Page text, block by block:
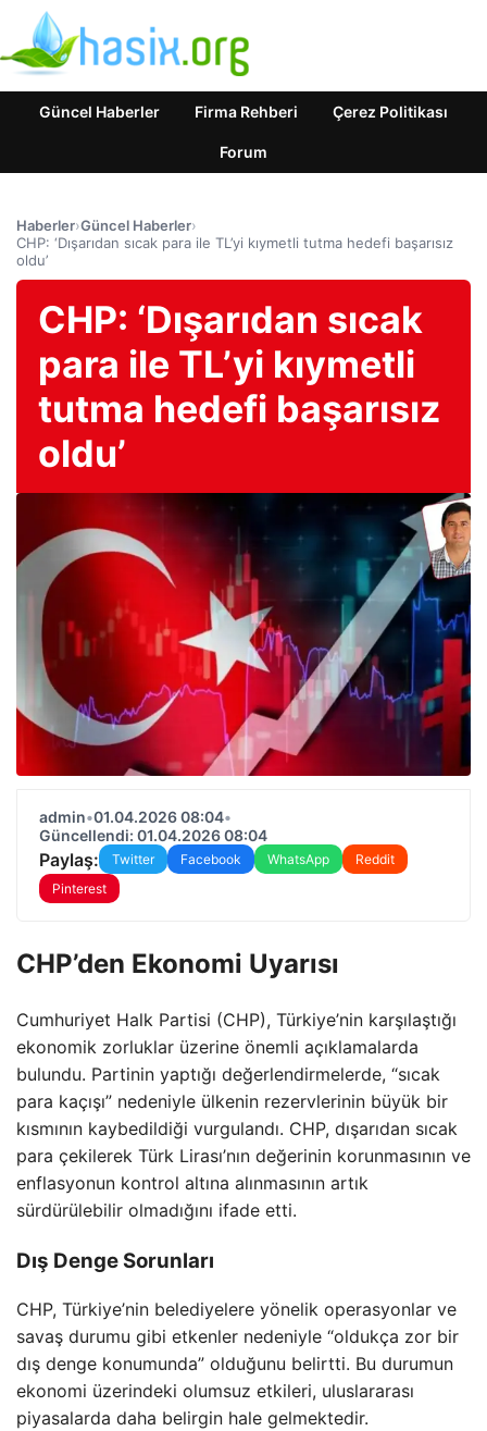
Güncel Haberler Firma Rehberi Çerez Politikası
Forum
Haberler›Güncel Haberler›
CHP: ‘Dışarıdan sıcak para ile TL’yi kıymetli tutma hedefi başarısız
oldu’
CHP: ‘Dışarıdan sıcak
para ile TL’yi kıymetli
tutma hedefi başarısız
oldu’
admin•01.04.2026 08:04•
Güncellendi: 01.04.2026 08:04
Paylaş: Twitter Facebook WhatsApp
Reddit
Pinterest
CHP’den Ekonomi Uyarısı
Cumhuriyet Halk Partisi (CHP), Türkiye’nin karşılaştığı
ekonomik zorluklar üzerine önemli açıklamalarda
bulundu. Partinin yaptığı değerlendirmelerde, “sıcak
para kaçışı” nedeniyle ülkenin rezervlerinin büyük bir
kısmının kaybedildiği vurgulandı. CHP, dışarıdan sıcak
para çekilerek Türk Lirası’nın değerinin korunmasının ve
enflasyonun kontrol altına alınmasının artık
sürdürülebilir olmadığını ifade etti.
Dış Denge Sorunları
CHP, Türkiye’nin belediyelere yönelik operasyonlar ve
savaş durumu gibi etkenler nedeniyle “oldukça zor bir
dış denge konumunda” olduğunu belirtti. Bu durumun
ekonomi üzerindeki olumsuz etkileri, uluslararası
piyasalarda daha belirgin hale gelmektedir.